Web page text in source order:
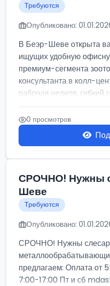
Требуются
Опубликовано:
В Беэр-Шеве открыта
ищущих удобную
премиум-сегмента
консультанта в колл-
рабочая неделя,
рабо...
0 просмотров
СРОЧНО! Нужны
Шеве
Требуются
Опубликовано:
СРОЧНО! Нужны
предлагаем: Оплата от
7:00-17:00 Пт и сб